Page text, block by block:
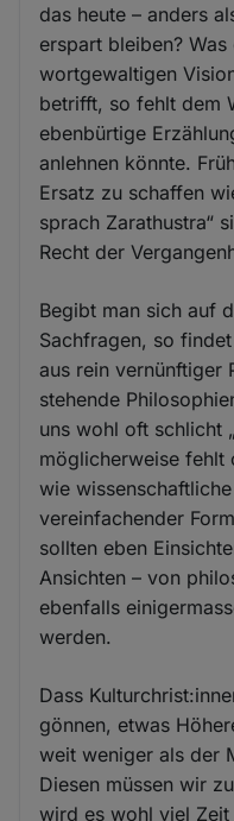
das heute – anders
erspart bleiben?
wortgewaltigen
betrifft, so fehlt dem
ebenbürtige
anlehnen könnte.
Ersatz zu schaffen
sprach Zarathustra“
Recht der
Begibt man sich auf
Sachfragen, so
aus rein vernünftiger
stehende
uns wohl oft schlicht
möglicherweise fehlt
wie
vereinfachender
sollten eben
Ansichten – von
ebenfalls
werden.
Dass
gönnen, etwas
weit weniger als der
Diesen müssen wir
wird es wohl viel